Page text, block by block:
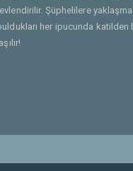
Şüphelilere
her ipucunda katilden